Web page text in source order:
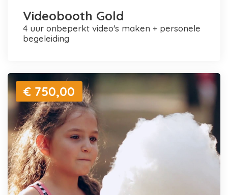
Videobooth Gold
4 uur onbeperkt video's maken + personele
begeleiding
€ 750,00